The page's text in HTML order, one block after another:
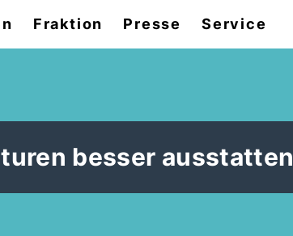
Fraktion Presse Service
besser ausstatten